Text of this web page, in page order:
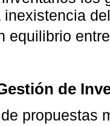
equilibrio
de
propuestas